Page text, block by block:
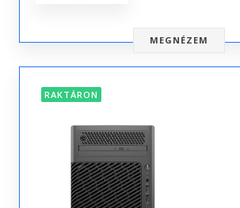
MEGNÉZEM
RAKTÁRON